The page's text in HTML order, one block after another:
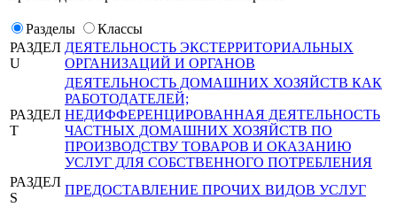
Разделы
Классы
РАЗДЕЛ
U
ДЕЯТЕЛЬНОСТЬ ЭКСТЕРРИТОРИАЛЬНЫХ
ОРГАНИЗАЦИЙ И ОРГАНОВ
РАЗДЕЛ
T
ДЕЯТЕЛЬНОСТЬ ДОМАШНИХ ХОЗЯЙСТВ КАК
РАБОТОДАТЕЛЕЙ;
НЕДИФФЕРЕНЦИРОВАННАЯ ДЕЯТЕЛЬНОСТЬ
ЧАСТНЫХ ДОМАШНИХ ХОЗЯЙСТВ ПО
ПРОИЗВОДСТВУ ТОВАРОВ И ОКАЗАНИЮ
УСЛУГ ДЛЯ СОБСТВЕННОГО ПОТРЕБЛЕНИЯ
РАЗДЕЛ
S
ПРЕДОСТАВЛЕНИЕ ПРОЧИХ ВИДОВ УСЛУГ